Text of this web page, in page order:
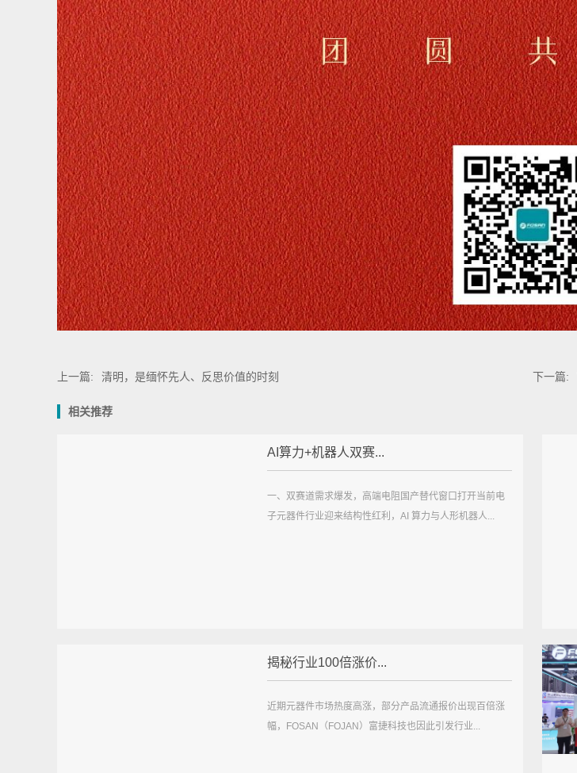
上一篇: 清明，是缅怀先人、反思价值的时刻 下一篇:
相关推荐
AI算力+机器人双赛...
一、双赛道需求爆发，高端电阻国产替代窗口打开当前电
子元器件行业迎来结构性红利，AI 算力与人形机器人...
揭秘行业100倍涨价...
近期元器件市场热度高涨，部分产品流通报价出现百倍涨
幅，FOSAN（FOJAN）富捷科技也因此引发行业...